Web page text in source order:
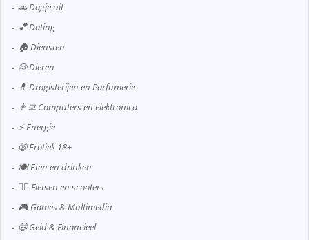
🚗 Dagje uit
💕 Dating
🏠 Diensten
🐶 Dieren
💊 Drogisterijen en Parfumerie
👨‍💻 Computers en elektronica
⚡ Energie
🔞 Erotiek 18+
🍽️ Eten en drinken
🚴‍♂️ Fietsen en scooters
🎮 Games & Multimedia
🤑 Geld & Financieel